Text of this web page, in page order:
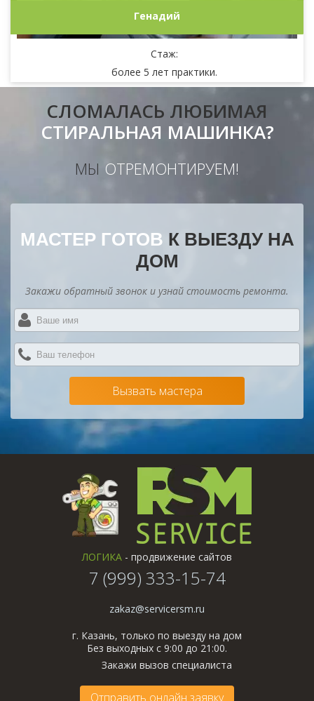
Генадий
Стаж:
более 5 лет практики.
СЛОМАЛАСЬ ЛЮБИМАЯ
СТИРАЛЬНАЯ МАШИНКА?
МЫ ОТРЕМОНТИРУЕМ!
МАСТЕР ГОТОВ К ВЫЕЗДУ НА
ДОМ
Закажи обратный звонок и узнай стоимость ремонта.
*
Вызвать мастера
ЛОГИКА - продвижение сайтов
7 (999) 333-15-74
zakaz@servicersm.ru
г. Казань, только по выезду на дом
Без выходных с 9:00 до 21:00.
Закажи вызов специалиста
Отправить онлайн заявку